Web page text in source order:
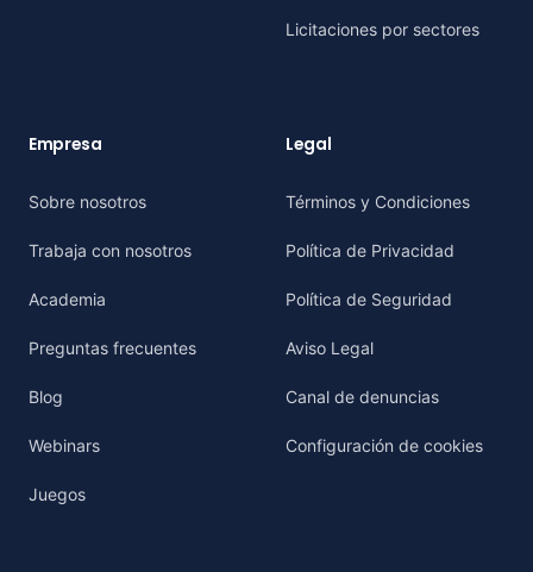
Licitaciones por sectores
Empresa
Sobre nosotros
Trabaja con nosotros
Academia
Preguntas frecuentes
Blog
Webinars
Juegos
Legal
Términos y Condiciones
Política de Privacidad
Política de Seguridad
Aviso Legal
Canal de denuncias
Configuración de cookies